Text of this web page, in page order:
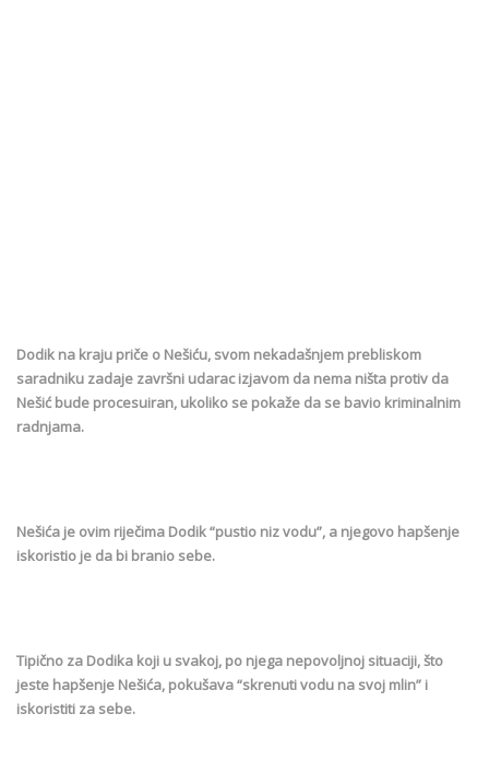
Dodik na kraju priče o Nešiću, svom nekadašnjem prebliskom
saradniku zadaje završni udarac izjavom da nema ništa protiv da
Nešić bude procesuiran, ukoliko se pokaže da se bavio kriminalnim
radnjama.
Nešića je ovim riječima Dodik “pustio niz vodu”, a njegovo hapšenje
iskoristio je da bi branio sebe.
Tipično za Dodika koji u svakoj, po njega nepovoljnoj situaciji, što
jeste hapšenje Nešića, pokušava “skrenuti vodu na svoj mlin” i
iskoristiti za sebe.